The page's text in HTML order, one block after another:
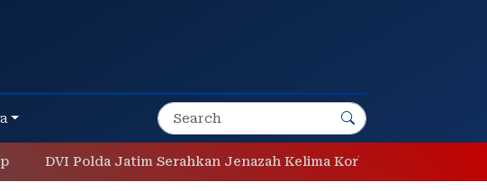
Polda Jatim Serahkan Jenazah Kelima Korban KM Mutiara Sentosa II